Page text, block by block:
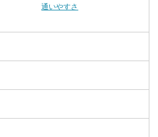
通いやすさ